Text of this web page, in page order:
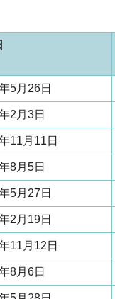
5月26日
2月3日
11月11日
8月5日
5月27日
2月19日
11月12日
8月6日